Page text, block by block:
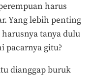
harus
Yang lebih penting
tanya dulu
pacarnya gitu?
dianggap buruk